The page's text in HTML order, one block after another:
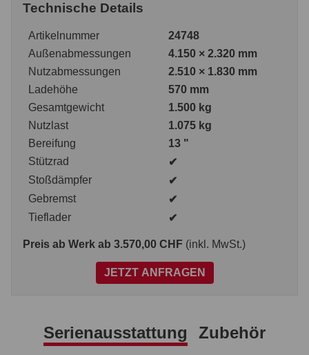
Technische Details
Artikelnummer
24748
Außenabmessungen
4.150 × 2.320 mm
Nutzabmessungen
2.510 × 1.830 mm
Ladehöhe
570 mm
Gesamtgewicht
1.500 kg
Nutzlast
1.075 kg
Bereifung
13 "
Stützrad
✔
Stoßdämpfer
✔
Gebremst
✔
Tieflader
✔
Preis ab Werk ab 3.570,00 CHF (inkl. MwSt.)
JETZT ANFRAGEN
Serienausstattung Zubehör